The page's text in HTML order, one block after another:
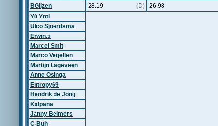
BGijzen
28.19 (D)
26.98
Y0 Yntl
Ulco Sjoerdsma
Erwin.s
Marcel Smit
Marco Vegelien
Martijn Lageveen
Anne Osinga
Entropy69
Hendrik de Jong
Kalpana
Janny Beimers
C-Buh